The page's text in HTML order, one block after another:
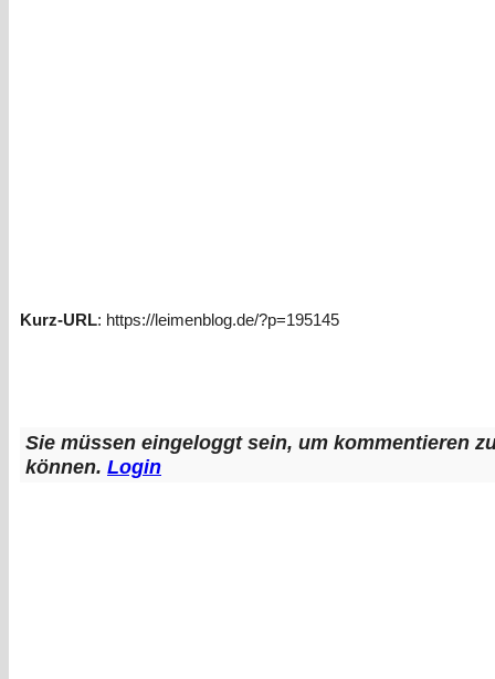
Kurz-URL: https://leimenblog.de/?p=195145
Sie müssen eingeloggt sein, um kommentieren
können. Login